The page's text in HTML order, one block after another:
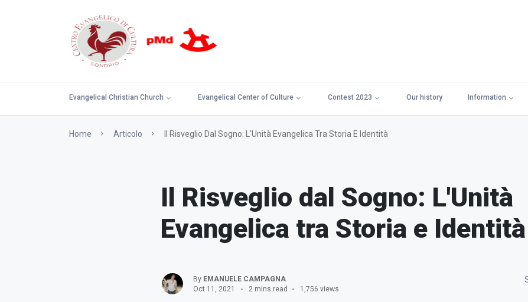
Evangelical Christian Church Evangelical Center of Culture Contest 2023 Our history Information
Home Articolo Il Risveglio Dal Sogno: L'Unità Evangelica Tra Storia E Identità
Il Risveglio dal Sogno: L'Unità
Evangelica tra Storia e Identità
By EMANUELE CAMPAGNA
Oct 11, 2021
2 mins read 1,756 views